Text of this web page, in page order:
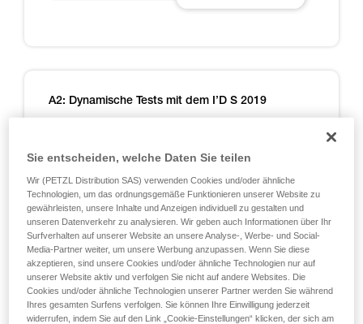
A2: Dynamische Tests mit dem I’D S 2019
und zusätzlich von Petzl durchgeführte Tests, um
alle Ausnahmesituationen abzudecken.
Hinweis: Es sind nicht alle durchgeführten Tests
aufgeführt, sondern nur solche, die wichtige
Informationen zum Einsatz des I’D liefern.
Zertifizierungstest EN 12841 - Gerät an 1 m
langem Seil, Sturz aus 1 m Höhe in 1 m langes
Verbindungsmittel aus Dynamikseil 11 mm.
Sie entscheiden, welche Daten Sie teilen
Wir (PETZL Distribution SAS) verwenden Cookies und/oder ähnliche
Technologien, um das ordnungsgemäße Funktionieren unserer Website zu
gewährleisten, unsere Inhalte und Anzeigen individuell zu gestalten und
unseren Datenverkehr zu analysieren. Wir geben auch Informationen über Ihr
Surfverhalten auf unserer Website an unsere Analyse-, Werbe- und Social-
Media-Partner weiter, um unsere Werbung anzupassen. Wenn Sie diese
akzeptieren, sind unsere Cookies und/oder ähnliche Technologien nur auf
unserer Website aktiv und verfolgen Sie nicht auf andere Websites. Die
Cookies und/oder ähnliche Technologien unserer Partner werden Sie während
Ihres gesamten Surfens verfolgen. Sie können Ihre Einwilligung jederzeit
widerrufen, indem Sie auf den Link „Cookie-Einstellungen“ klicken, der sich am